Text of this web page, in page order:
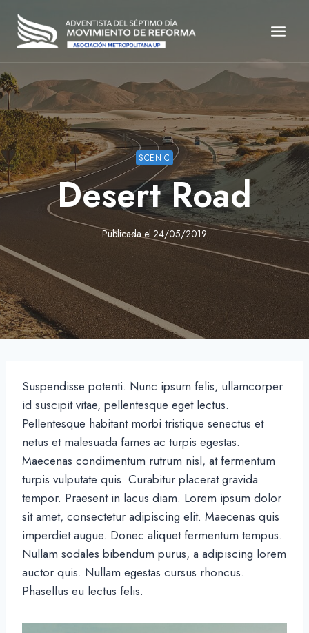
contenido
SCENIC
Desert Road
Publicada el 24/05/2019
Suspendisse potenti. Nunc ipsum felis, ullamcorper
id suscipit vitae, pellentesque eget lectus.
Pellentesque habitant morbi tristique senectus et
netus et malesuada fames ac turpis egestas.
Maecenas condimentum rutrum nisl, at fermentum
turpis vulputate quis. Curabitur placerat gravida
tempor. Praesent in lacus diam. Lorem ipsum dolor
sit amet, consectetur adipiscing elit. Maecenas quis
imperdiet augue. Donec aliquet fermentum tempus.
Nullam sodales bibendum purus, a adipiscing lorem
auctor quis. Nullam egestas cursus rhoncus.
Phasellus eu lectus felis.